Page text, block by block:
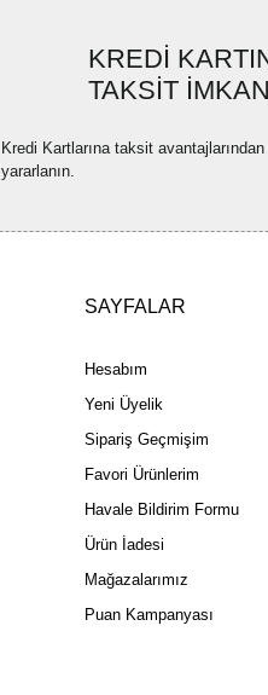
Ürün açıklamasında eksik bilgiler
Ürün bilgilerinde hatalar
Bu ürüne benzer farklı alternatifler
KREDİ
TAKSİT
Kredi Kartlarına taksit avantajlarından
yararlanın.
SAYFALAR
Hesabım
Yeni Üyelik
Sipariş Geçmişim
Favori Ürünlerim
Havale Bildirim Formu
Ürün İadesi
Mağazalarımız
Puan Kampanyası